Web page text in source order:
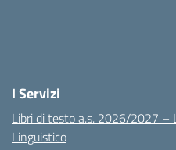
I Servizi
Libri di testo a.s. 2026/2027 –
Linguistico